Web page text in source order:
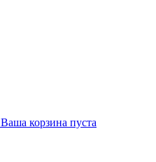
Ваша корзина пуста